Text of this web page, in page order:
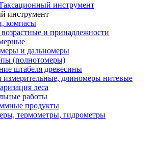
инструмент
инструмент
компасы
и принадлежности
и дальномеры
(полнотомеры)
штабеля древесины
измерительные, длиномеры нитевые
леса
работы
продукты
термометры, гидрометры